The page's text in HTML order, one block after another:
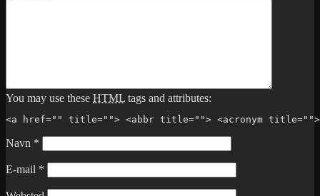
You may use these HTML tags and attributes:
<a href="" title=""> <abbr title=""> <acronym title="">
Navn *
E-mail *